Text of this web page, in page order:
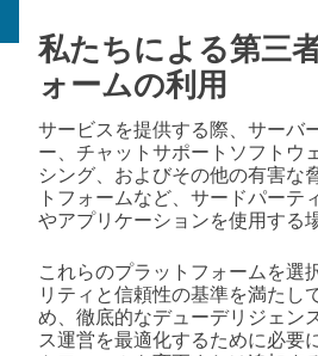
私たちによる第三
ォームの利用
サービスを提供する際、サーバ
ー、チャットサポートソフトウ
シング、およびその他の有害な
トフォームなど、サードパーテ
やアプリケーションを使用する
これらのプラットフォームを選
リティと信頼性の基準を満たし
め、徹底的なデューデリジェン
ス運営を最適化するために必要